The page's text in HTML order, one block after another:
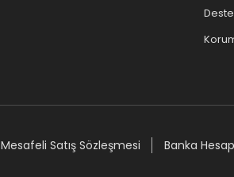
Mesafeli Satış Sözleşmesi Banka